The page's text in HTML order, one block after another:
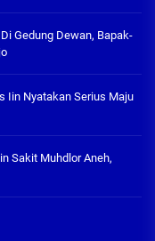
Gedung Dewan, Bapak-
Iin Nyatakan Serius Maju
Sakit Muhdlor Aneh,